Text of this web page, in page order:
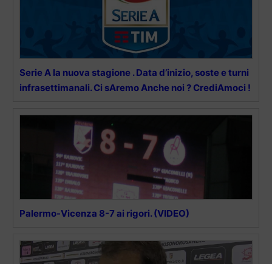
Serie A la nuova stagione . Data d’inizio, soste e turni
infrasettimanali. Ci sAremo Anche noi ? CrediAmoci !
Palermo-Vicenza 8-7 ai rigori. (VIDEO)